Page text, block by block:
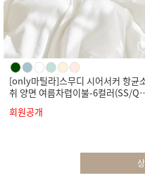
[only마틸라]스무디 시어서커 항균
취 양면 여름차렵이불-6컬러(SS/Q/
K)
회원공개